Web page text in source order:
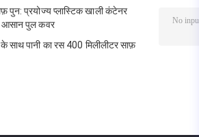
पुन: प्रयोज्य प्लास्टिक खाली कंटेनर
आसान पुल कवर
साथ पानी का रस 400 मिलीलीटर साफ़